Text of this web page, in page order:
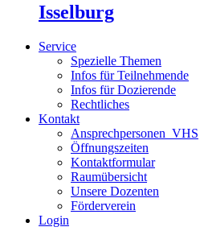
Isselburg
Service
Spezielle Themen
Infos für Teilnehmende
Infos für Dozierende
Rechtliches
Kontakt
Ansprechpersonen_VHS
Öffnungszeiten
Kontaktformular
Raumübersicht
Unsere Dozenten
Förderverein
Login